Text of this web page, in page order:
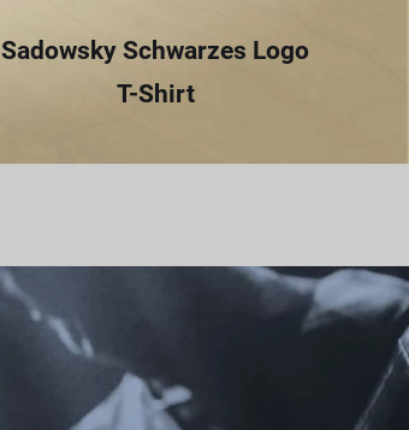
Sadowsky Schwarzes Logo
T-Shirt